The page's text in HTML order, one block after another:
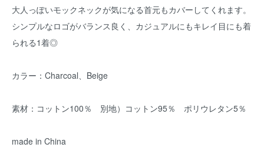
大人っぽいモックネックが気になる首元もカバーしてくれます。
シンプルなロゴがバランス良く、カジュアルにもキレイ目にも着
られる1着◎
カラー：Charcoal、Beige
素材：コットン100％ 別地）コットン95％ ポリウレタン5％
made in China